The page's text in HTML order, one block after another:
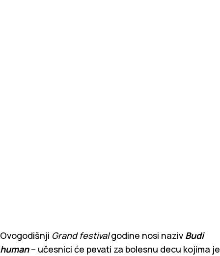
Ovogodišnji Grand festivalgodine nosi naziv Budi
human – učesnici će pevati za bolesnu decu kojima je